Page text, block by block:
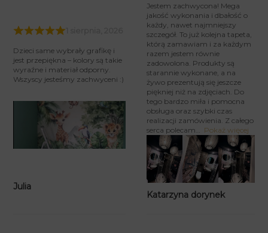
Dzieci same wybrały grafikę i
jest przepiękna – kolory są takie
wyraźne i materiał odporny.
Wszyscy jesteśmy zachwyceni :)
Julia
Jestem zachwycona! Mega
jakość wykonania i dbałość o
każdy, nawet najmniejszy
szczegół. To już kolejna tapeta,
którą zamawiam i za każdym
razem jestem równie
zadowolona. Produkty są
starannie wykonane, a na
żywo prezentują się jeszcze
piękniej niż na zdjęciach. Do
tego bardzo miła i pomocna
obsługa oraz szybki czas
realizacji zamówienia. Z całego
serca polecam
Pokaż więcej
Katarzyna dorynek